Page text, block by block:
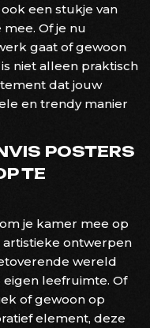
een stukje van
Of je nu
gaat of gewoon
niet alleen praktisch
dat jouw
en trendy manier
POSTERS
TE
je kamer mee op
ontwerpen
wereld
eigen leefruimte. Of
of gewoon op
element, deze